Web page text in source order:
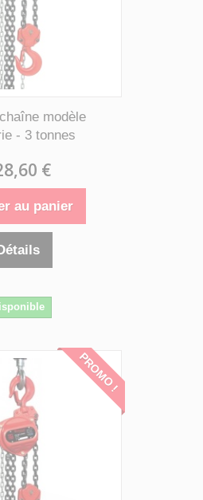
modèle
- 3 tonnes
€
au panier
PROMO !